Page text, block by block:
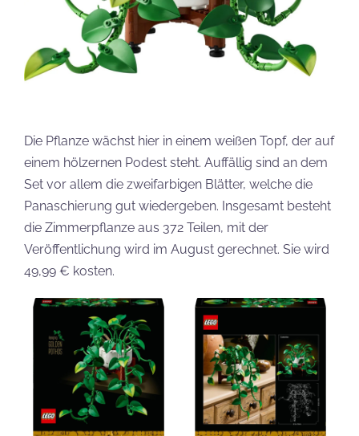
Die Pflanze wächst hier in einem weißen Topf, der auf
einem hölzernen Podest steht. Auffällig sind an dem
Set vor allem die zweifarbigen Blätter, welche die
Panaschierung gut wiedergeben. Insgesamt besteht
die Zimmerpflanze aus 372 Teilen, mit der
Veröffentlichung wird im August gerechnet. Sie wird
49,99 € kosten.